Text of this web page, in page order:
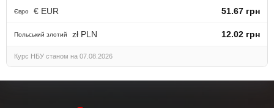
Євро € EUR 51.67 грн
Польський злотий zł PLN 12.02 грн
Курс НБУ станом на 07.08.2026